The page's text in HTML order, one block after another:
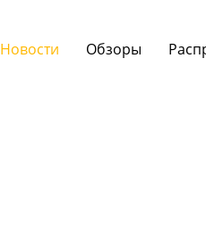
Новости Обзоры